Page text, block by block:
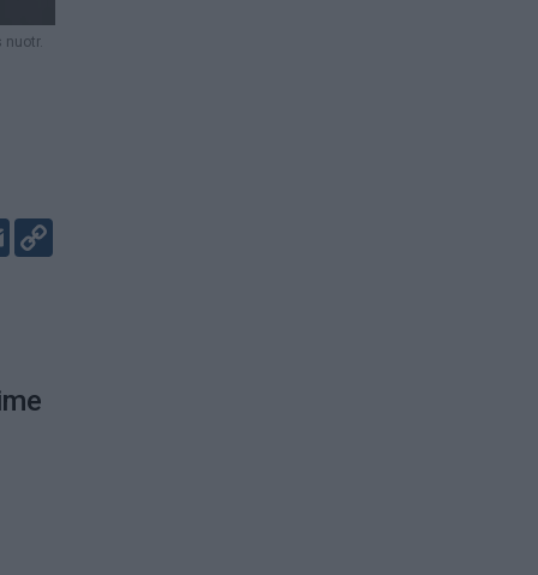
nuotr.
Email